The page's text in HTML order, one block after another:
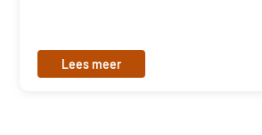
Lees meer